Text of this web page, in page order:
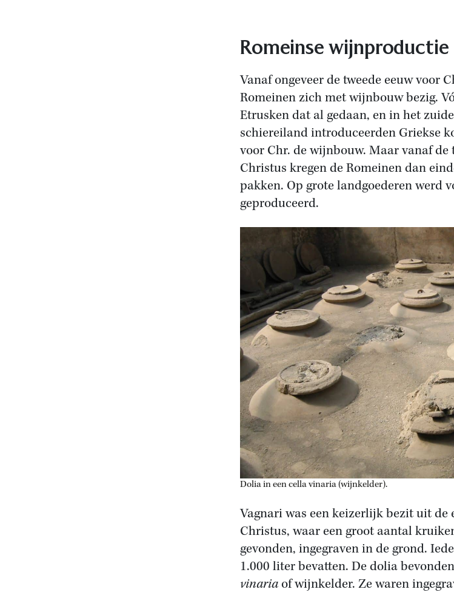
Romeinse wijnproductie
Vanaf ongeveer de tweede eeuw voor
Romeinen zich met wijnbouw bezig.
Etrusken dat al gedaan, en in het
schiereiland introduceerden Griekse
voor Chr. de wijnbouw. Maar vanaf de
Christus kregen de Romeinen dan
pakken. Op grote landgoederen werd
geproduceerd.
Dolia in een cella vinaria (wijnkelder).
Vagnari was een keizerlijk bezit uit de
Christus, waar een groot aantal
gevonden, ingegraven in de grond.
1.000 liter bevatten. De dolia
vinariaof wijnkelder. Ze waren